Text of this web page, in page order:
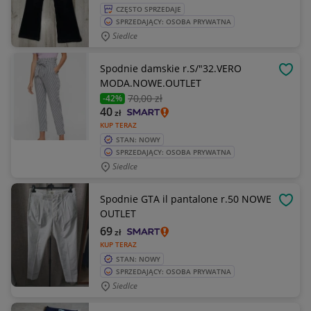
CZĘSTO SPRZEDAJE
SPRZEDAJĄCY: OSOBA PRYWATNA
Siedlce
Spodnie damskie r.S/"32.VERO
MODA.NOWE.OUTLET
-42% 70,00 zł
KUP TERAZ
40zł
STAN: NOWY
SPRZEDAJĄCY: OSOBA PRYWATNA
Siedlce
Spodnie GTA il pantalone r.50 NOWE
OUTLET
KUP TERAZ
69zł
STAN: NOWY
SPRZEDAJĄCY: OSOBA PRYWATNA
Siedlce